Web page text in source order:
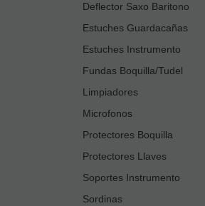
Deflector Saxo Baritono
Estuches Guardacañas
Estuches Instrumento
Fundas Boquilla/Tudel
Limpiadores
Microfonos
Protectores Boquilla
Protectores Llaves
Soportes Instrumento
Sordinas